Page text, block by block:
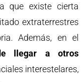
que existe cierta
extraterrestres
Además, en el
llegar a otros
interestelares,